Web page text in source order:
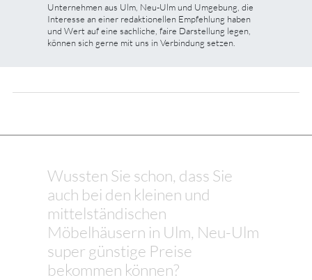
Unternehmen aus Ulm, Neu-Ulm und Umgebung, die
Interesse an einer redaktionellen Empfehlung haben
und Wert auf eine sachliche, faire Darstellung legen,
können sich gerne mit uns in Verbindung setzen.
Wussten Sie schon, dass Sie
auch bei den kleinen und
mittelständischen
Möbelhäusern in Ulm, Neu-Ulm
super günstige Preise
bekommen können?